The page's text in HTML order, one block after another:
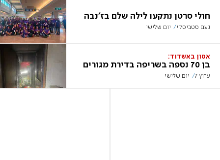
חולי סרטן נתקעו לילה שלם בז'נבה
נעם סטביסקי יום שלישי
אסון באשדוד:
בן 70 נספה בשריפה בדירת מגורים
ערוץ 7 יום שלישי